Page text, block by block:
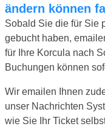
ändern können
Sobald Sie die für Sie
gebucht haben,
für Ihre Korcula nach
Buchungen können
Wir emailen Ihnen
unser Nachrichten
wie Sie Ihr Ticket